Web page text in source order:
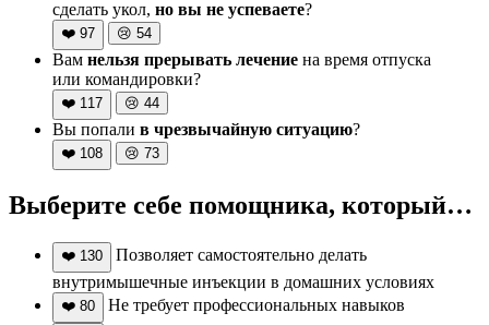
сделать укол, но вы не успеваете?
❤️ 97 😢 54
Вам нельзя прерывать лечение на время отпуска
или командировки?
❤️ 117 😢 44
Вы попали в чрезвычайную ситуацию?
❤️ 108 😢 73
Выберите себе помощника, который…
❤️ 130
Позволяет самостоятельно делать
внутримышечные инъекции в домашних условиях
❤️ 80 Не требует профессиональных навыков